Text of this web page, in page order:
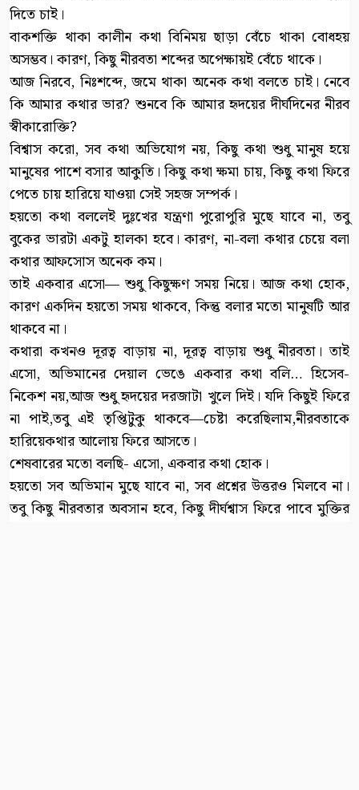
দিতে চাই।
বাকশক্তি থাকা কালীন কথা বিনিময় ছাড়া বেঁচে থাকা বোধহয়
অসম্ভব। কারণ, কিছু নীরবতা শব্দের অপেক্ষায়ই বেঁচে থাকে।
আজ নিরবে, নিঃশব্দে, জমে থাকা অনেক কথা বলতে চাই। নেবে
কি আমার কথার ভার? শুনবে কি আমার হৃদয়ের দীর্ঘদিনের নীরব
স্বীকারোক্তি?
বিশ্বাস করো, সব কথা অভিযোগ নয়, কিছু কথা শুধু মানুষ হয়ে
মানুষের পাশে বসার আকুতি। কিছু কথা ক্ষমা চায়, কিছু কথা ফিরে
পেতে চায় হারিয়ে যাওয়া সেই সহজ সম্পর্ক।
হয়তো কথা বললেই দুঃখের যন্ত্রণা পুরোপুরি মুছে যাবে না, তবু
বুকের ভারটা একটু হালকা হবে। কারণ, না-বলা কথার চেয়ে বলা
কথার আফসোস অনেক কম।
তাই একবার এসো— শুধু কিছুক্ষণ সময় নিয়ে। আজ কথা হোক,
কারণ একদিন হয়তো সময় থাকবে, কিন্তু বলার মতো মানুষটি আর
থাকবে না।
কথারা কখনও দূরত্ব বাড়ায় না, দূরত্ব বাড়ায় শুধু নীরবতা। তাই
এসো, অভিমানের দেয়াল ভেঙে একবার কথা বলি… হিসেব-
নিকেশ নয়,আজ শুধু হৃদয়ের দরজাটা খুলে দিই। যদি কিছুই ফিরে
না পাই,তবু এই তৃপ্তিটুকু থাকবে—চেষ্টা করেছিলাম,নীরবতাকে
হারিয়েকথার আলোয় ফিরে আসতে।
শেষবারের মতো বলছি- এসো, একবার কথা হোক।
হয়তো সব অভিমান মুছে যাবে না, সব প্রশ্নের উত্তরও মিলবে না।
তবু কিছু নীরবতার অবসান হবে, কিছু দীর্ঘশ্বাস ফিরে পাবে মুক্তির